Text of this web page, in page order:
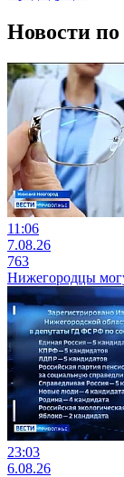
Новости по
11:06
7.08.26
763
Нижегородцы
23:03
6.08.26